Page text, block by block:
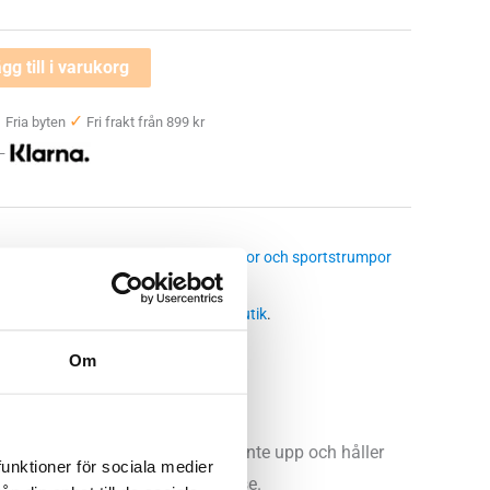
Om
för sociala medier
till i varukorg
Fria byten ✓ Fri frakt från 899 kr
Löparstrumpor och sportstrumpor
ull,vinterstrumpa
butik.
du ska handla. De rispas inte upp och håller
Tror du oss inte så testa och se.